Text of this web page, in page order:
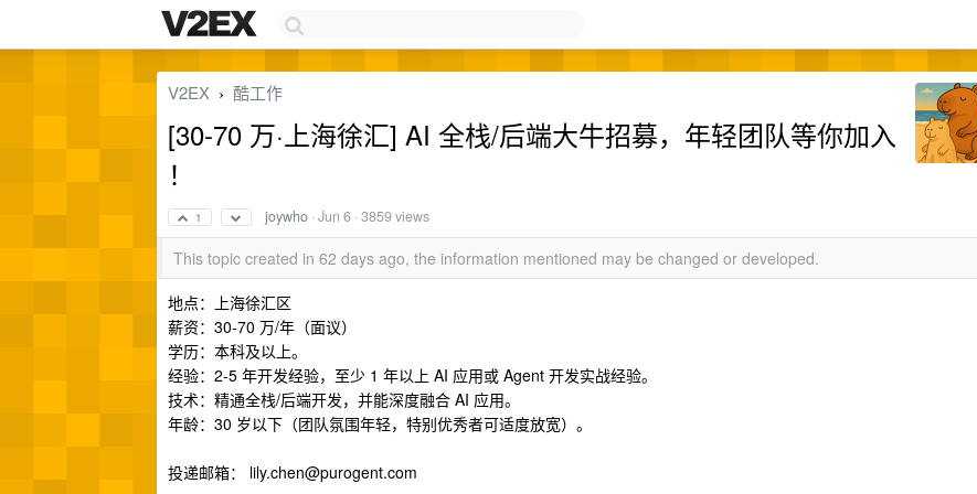
V2EX › 酷工作
[30-70 万·上海徐汇] AI 全栈/后端大牛招募，年轻团队等你加入
！
1 joywho ·Jun 6 · 3859 views
This topic created in 62 days ago, the information mentioned may be changed or developed.
地点：上海徐汇区
薪资：30-70 万/年（面议）
学历：本科及以上。
经验：2-5 年开发经验，至少 1 年以上 AI 应用或 Agent 开发实战经验。
技术：精通全栈/后端开发，并能深度融合 AI 应用。
年龄：30 岁以下（团队氛围年轻，特别优秀者可适度放宽）。
投递邮箱： lily.chen@purogent.com